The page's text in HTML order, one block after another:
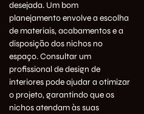
desejada. Um bom
planejamento envolve a escolha
de materiais, acabamentos e a
disposição dos nichos no
espaço. Consultar um
profissional de design de
interiores pode ajudar a otimizar
o projeto, garantindo que os
nichos atendam às suas